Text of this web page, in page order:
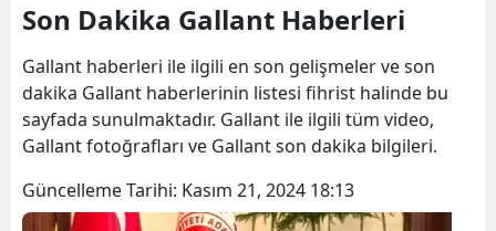
Son Dakika Gallant Haberleri
Gallant haberleri ile ilgili en son gelişmeler ve son
dakika Gallant haberlerinin listesi fihrist halinde bu
sayfada sunulmaktadır. Gallant ile ilgili tüm video,
Gallant fotoğrafları ve Gallant son dakika bilgileri.
Güncelleme Tarihi: Kasım 21, 2024 18:13